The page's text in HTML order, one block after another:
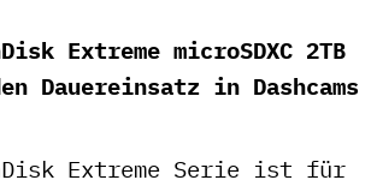
Extreme microSDXC 2TB
Dauereinsatz in Dashcams
Extreme Serie ist für